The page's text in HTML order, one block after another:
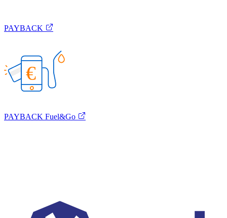
PAYBACK
€
PAYBACK Fuel&Go